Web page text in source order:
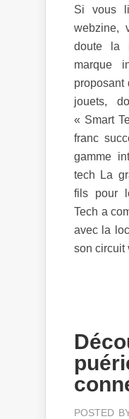
Si vous
webzine,
doute la
marque
proposant
jouets,
« Smart
franc
gamme
tech La
fils pour
Tech a
avec la
son circuit
POSTED